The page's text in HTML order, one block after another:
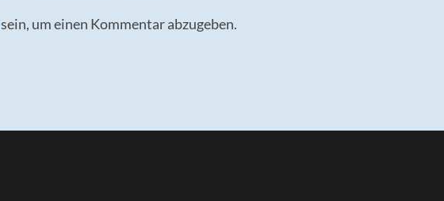
sein, um einen Kommentar abzugeben.